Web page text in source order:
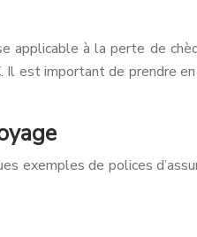
applicable à la perte de
Il est important de prendre
exemples de polices